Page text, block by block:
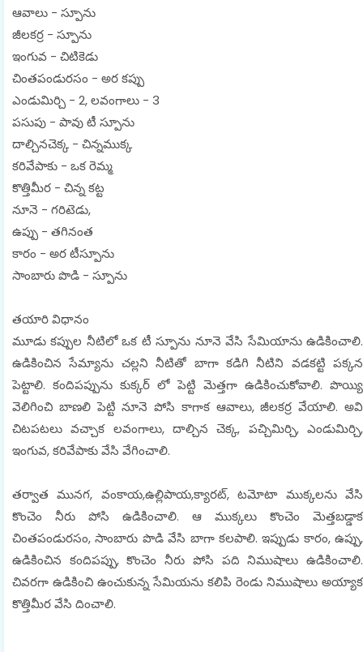
ఆవాలు - స్పూను
జీలకర్ర - స్పూను
ఇంగువ - చిటికెడు
చింతపండురసం - అర కప్పు
ఎండుమిర్చి - 2, లవంగాలు - 3
పసుపు - పావు టీ స్పూను
దాల్చినచెక్క - చిన్నముక్క
కరివేపాకు - ఒక రెమ్మ
కొత్తిమీర - చిన్న కట్ట
నూనె - గరిటెడు,
ఉప్పు - తగినంత
కారం - అర టీస్పూను
సాంబారు పొడి - స్పూను
తయారి విధానం
మూడు కప్పుల నీటిలో ఒక టీ స్పూను నూనె వేసి సేమియాను ఉడికించాలి.
ఉడికించిన సేమ్యాను చల్లని నీటితో బాగా కడిగి నీటిని వడకట్టి పక్కన
పెట్టాలి. కందిపప్పును కుక్కర్ లో పెట్టి మెత్తగా ఉడికించుకోవాలి. పొయ్యి
వెలిగించి బాణలి పెట్టి నూనె పోసి కాగాక ఆవాలు, జీలకర్ర వేయాలి. అవి
చిటపటలు వచ్చాక లవంగాలు, దాల్చిన చెక్క, పచ్చిమిర్చి, ఎండుమిర్చి,
ఇంగువ, కరివేపాకు వేసి వేగించాలి.
తర్వాత మునగ, వంకాయ,ఉల్లిపాయ,క్యారట్, టమోటా ముక్కలను వేసి
కొంచెం నీరు పోసి ఉడికించాలి. ఆ ముక్కలు కొంచెం మెత్తబడ్డాక
చింతపండురసం, సాంబారు పొడి వేసి బాగా కలపాలి. ఇప్పుడు కారం, ఉప్పు,
ఉడికించిన కందిపప్పు, కొంచెం నీరు పోసి పది నిముషాలు ఉడికించాలి.
చివరగా ఉడికించి ఉంచుకున్న సేమియను కలిపి రెండు నిముషాలు అయ్యాక
కొత్తిమీర వేసి దించాలి.